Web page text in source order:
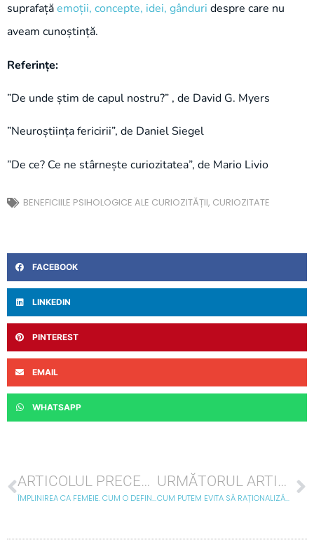
suprafațăemoții, concepte, idei, gânduri despre care nu
aveam cunoștință.
Referințe:
”De unde știm de capul nostru?” , de David G. Myers
”Neuroștiința fericirii”, de Daniel Siegel
”De ce? Ce ne stârnește curiozitatea”, de Mario Livio
BENEFICIILE PSIHOLOGICE ALE CURIOZITĂȚII, CURIOZITATE
FACEBOOK
LINKEDIN
PINTEREST
EMAIL
WHATSAPP
ARTICOLUL PRECEDENT
ÎMPLINIREA CA FEMEIE. CUM O DEFINIM, DE UNDE VINE ȘI CUM O MENȚINEM VIE?
URMĂTORUL ARTICOL
CUM PUTEM EVITA SĂ RAȚIONALIZĂM PREA MULT EMOȚIILE?